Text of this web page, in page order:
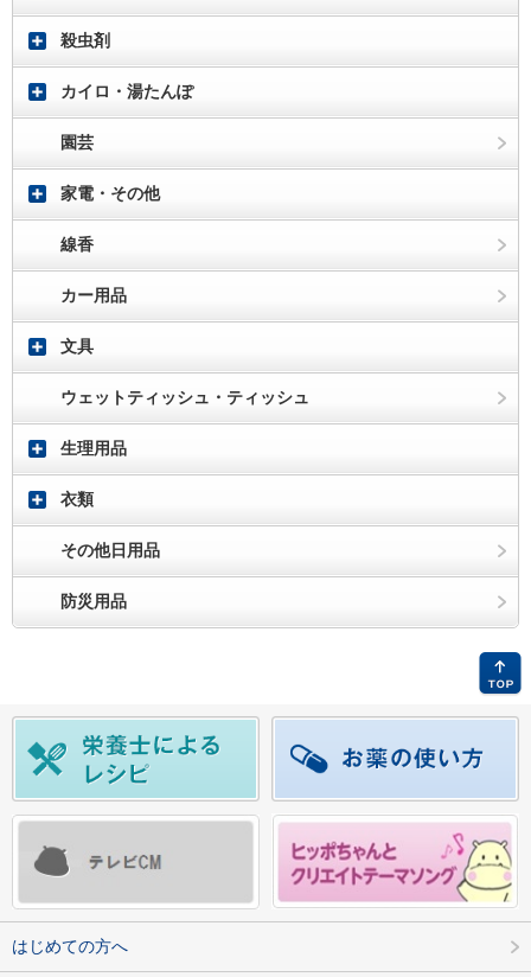
殺虫剤
カイロ・湯たんぽ
園芸
家電・その他
線香
カー用品
文具
ウェットティッシュ・ティッシュ
生理用品
衣類
その他日用品
防災用品
はじめての方へ